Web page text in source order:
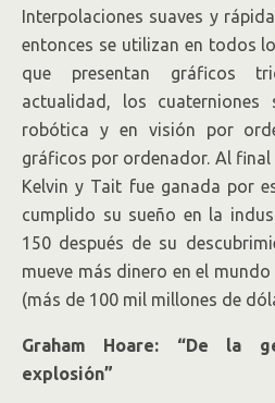
Interpolaciones suaves y
entonces se utilizan en todos
que presentan gráficos
actualidad, los cuaterniones
robótica y en visión por
gráficos por ordenador. Al final
Kelvin y Tait fue ganada por
cumplido su sueño en la
150 después de su
mueve más dinero en el
(más de 100 mil millones de
Graham Hoare: “De la
explosión”